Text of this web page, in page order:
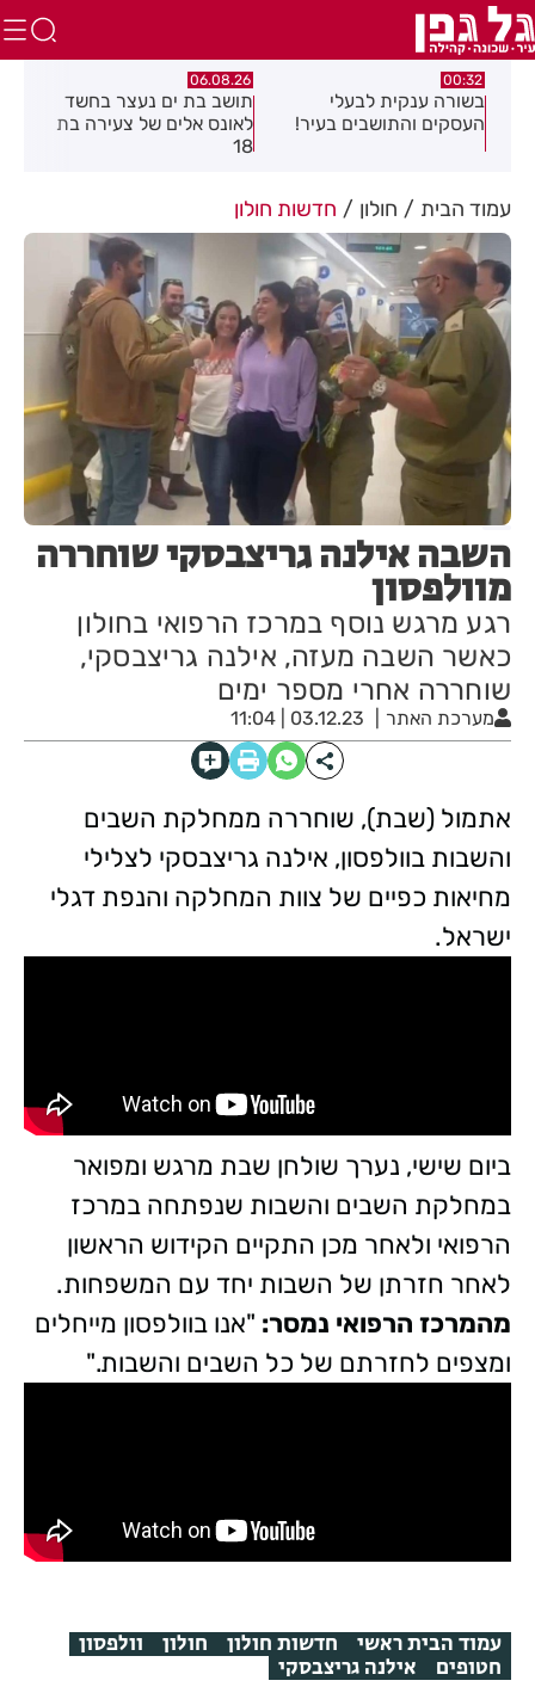
00:32
בשורה ענקית לבעלי
העסקים והתושבים בעיר!
06.08.26
תושב בת ים נעצר בחשד
לאונס אלים של צעירה בת
18
עמוד הבית חולון חדשות חולון
השבה אילנה גריצבסקי שוחררה
מוולפסון
רגע מרגש נוסף במרכז הרפואי בחולון
כאשר השבה מעזה, אילנה גריצבסקי,
שוחררה אחרי מספר ימים
מערכת האתר 03.12.23 | 11:04
אתמול (שבת), שוחררה ממחלקת השבים
והשבות בוולפסון, אילנה גריצבסקי לצלילי
מחיאות כפיים של צוות המחלקה והנפת דגלי
ישראל.
ביום שישי, נערך שולחן שבת מרגש ומפואר
במחלקת השבים והשבות שנפתחה במרכז
הרפואי ולאחר מכן התקיים הקידוש הראשון
לאחר חזרתן של השבות יחד עם המשפחות.
מהמרכז הרפואי נמסר: "אנו בוולפסון מייחלים
ומצפים לחזרתם של כל השבים והשבות."
עמוד הבית ראשי חדשות חולון חולון וולפסון
חטופים אילנה גריצבסקי